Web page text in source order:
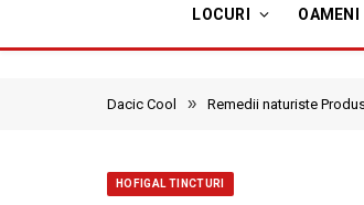
LOCURI OAMENI
Dacic Cool » Remedii naturiste
HOFIGAL TINCTURI